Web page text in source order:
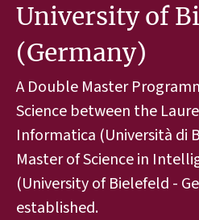
University of
(Germany)
A Double Master
Science between the
Informatica (Università di
Master of Science in
(University of Bielefeld -
established.